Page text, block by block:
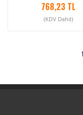
768,23 TL
(KDV Dahil)
1